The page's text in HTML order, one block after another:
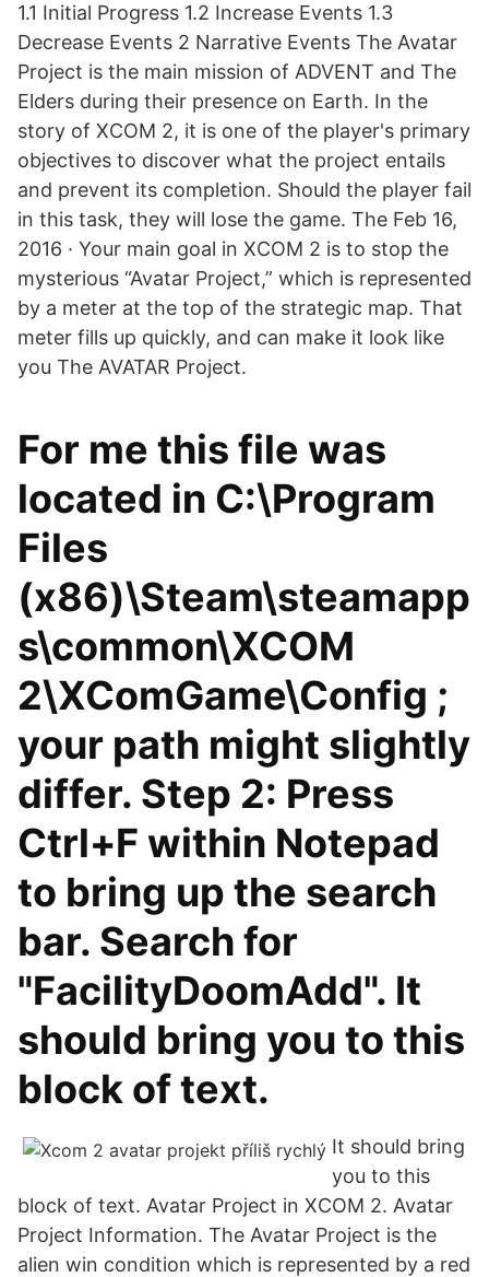
1.1 Initial Progress 1.2 Increase Events 1.3
Decrease Events 2 Narrative Events The Avatar
Project is the main mission of ADVENT and The
Elders during their presence on Earth. In the
story of XCOM 2, it is one of the player's primary
objectives to discover what the project entails
and prevent its completion. Should the player fail
in this task, they will lose the game. The Feb 16,
2016 · Your main goal in XCOM 2 is to stop the
mysterious “Avatar Project,” which is represented
by a meter at the top of the strategic map. That
meter fills up quickly, and can make it look like
you The AVATAR Project.
For me this file was
located in C:\Program
Files
(x86)\Steam\steamapp
s\common\XCOM
2\XComGame\Config ;
your path might slightly
differ. Step 2: Press
Ctrl+F within Notepad
to bring up the search
bar. Search for
"FacilityDoomAdd". It
should bring you to this
block of text.
It should bring
you to this
block of text. Avatar Project in XCOM 2. Avatar
Project Information. The Avatar Project is the
alien win condition which is represented by a red